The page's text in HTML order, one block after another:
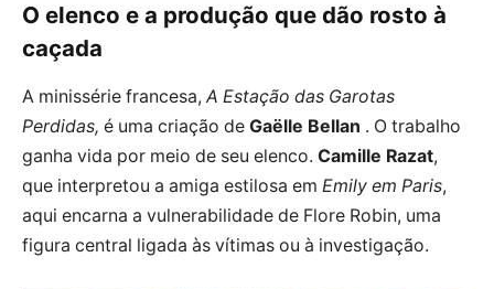
O elenco e a produção que dão rosto à
caçada
A minissérie francesa, A Estação das Garotas
Perdidas, é uma criação de Gaëlle Bellan . O trabalho
ganha vida por meio de seu elenco. Camille Razat,
que interpretou a amiga estilosa em Emily em Paris,
aqui encarna a vulnerabilidade de Flore Robin, uma
figura central ligada às vítimas ou à investigação.